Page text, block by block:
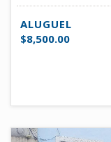
ALUGUEL
$8,500.00